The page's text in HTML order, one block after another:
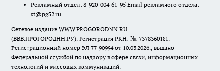
Рекламный отдел: 8-920-004-61-95 Email рекламного отдела:
st@pg52.ru
Сетевое издание WWW.PROGORODNN.RU
(ВВВ.ПРОГОРОДНН.РУ). Регистрация РКН: №: 7378360181.
Регистрационный номер ЭЛ 77-90994 от 10.03.2026., выдано
Федеральной службой по надзору в сфере связи, информационных
технологий и массовых коммуникаций.